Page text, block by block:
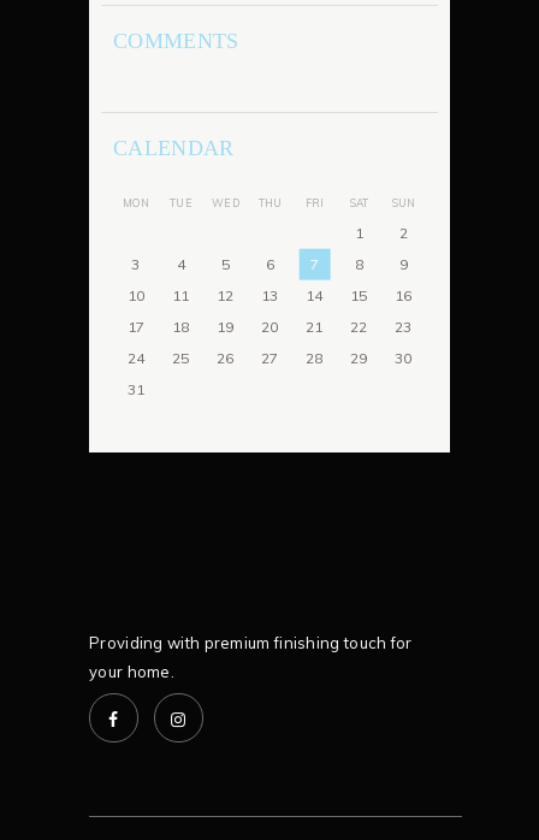
COMMENTS
CALENDAR
MON TUE WED THU FRI SAT SUN
1
2
3
4 5 6 7 8
9
10
11 12 13 14 15
16
17
18 19 20 21 22
23
24
25 26 27 28 29
30
31
Providing with premium finishing touch for
your home.